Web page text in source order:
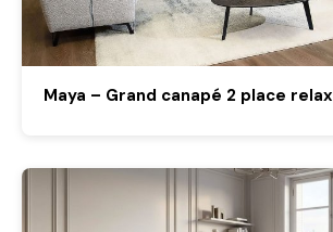
Maya – Grand canapé 2 place relax